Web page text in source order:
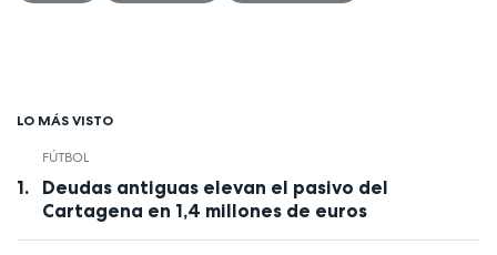
LO MÁS VISTO
FÚTBOL
Deudas antiguas elevan el pasivo del
Cartagena en 1,4 millones de euros